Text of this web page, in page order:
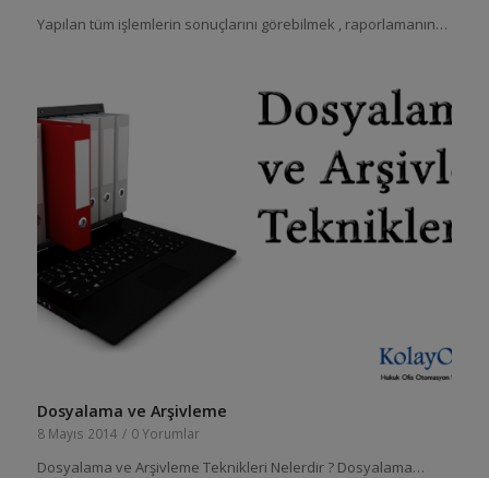
Yapılan tüm işlemlerin sonuçlarını görebilmek , raporlamanın…
Dosyalama ve Arşivleme
8 Mayıs 2014 / 0 Yorumlar
Dosyalama ve Arşivleme Teknikleri Nelerdir ? Dosyalama…